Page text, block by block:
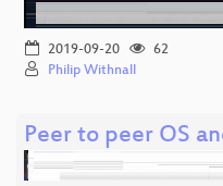
2019-09-20
62
Philip Withnall
Peer to peer OS